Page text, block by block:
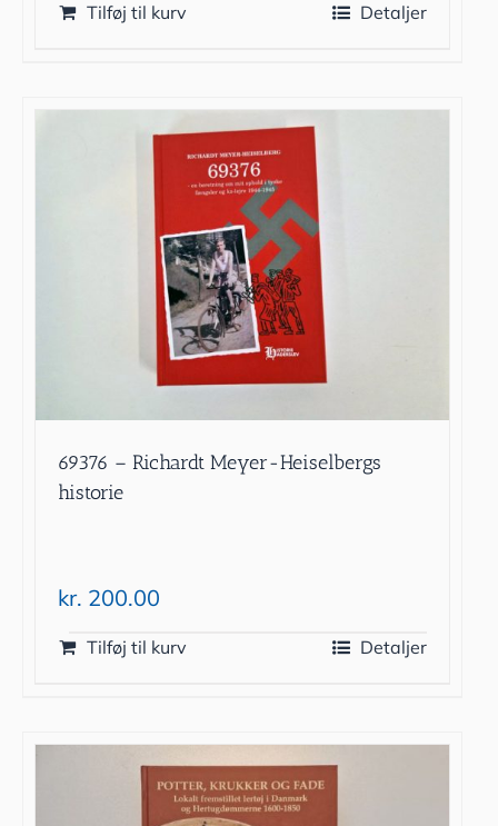
Tilføj til kurv Detaljer
69376 – Richardt Meyer-Heiselbergs
historie
kr. 200.00
Tilføj til kurv Detaljer